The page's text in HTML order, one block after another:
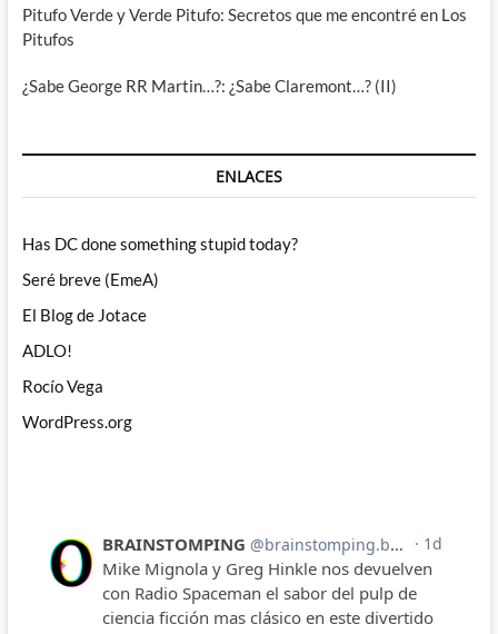
Pitufo Verde y Verde Pitufo: Secretos que me encontré en Los
Pitufos
¿Sabe George RR Martin…?: ¿Sabe Claremont…? (II)
ENLACES
Has DC done something stupid today?
Seré breve (EmeA)
El Blog de Jotace
ADLO!
Rocío Vega
WordPress.org